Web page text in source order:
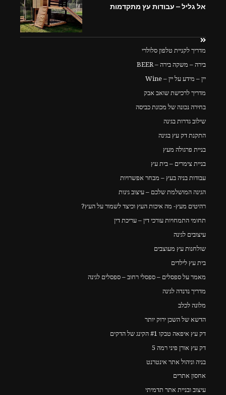
אל גליל – עבודות עץ מתקדמות
מדריך לקניית טלפון סלולרי
בירה – משקה בירה – BEER
יין – מידע על יין – Wine
מדריך לרכישת שואב אבק
בחירה נכונה של מכונת כביסה
שילוב גדרות בגינה
התקנת דק עץ בגינה
בניית פרגולה מעץ
בניית צימרים – בית עץ
עבודות בניה בעץ – מבחר אפשרויות
הגינה המושלמת שלכם – עיצוב גינות
רהיטים מעץ- מה איכות העץ וכיצד לשמור על העץ?
תחומי התמחויות עורכי דין – עריכת דין
עיצובים לגינה
שולחנות עץ מעוצבים
בית עץ לילדים
מאמר על ספסלים – ספסלי רחוב – ספסלים לגינה
מדריך נדנדה לגינה
מלונה לכלב
הדשא של השכן ירוק יותר
דק עץ איפאה טבקו #1 הקינג של הדקים
דק עץ אורן פיני רמה 5
בניה וניהול אתר אינטרנט
אחסון אתרים
עיצוב ובניית אתר תדמיתי